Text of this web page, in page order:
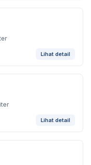
Lihat detail
Lihat detail